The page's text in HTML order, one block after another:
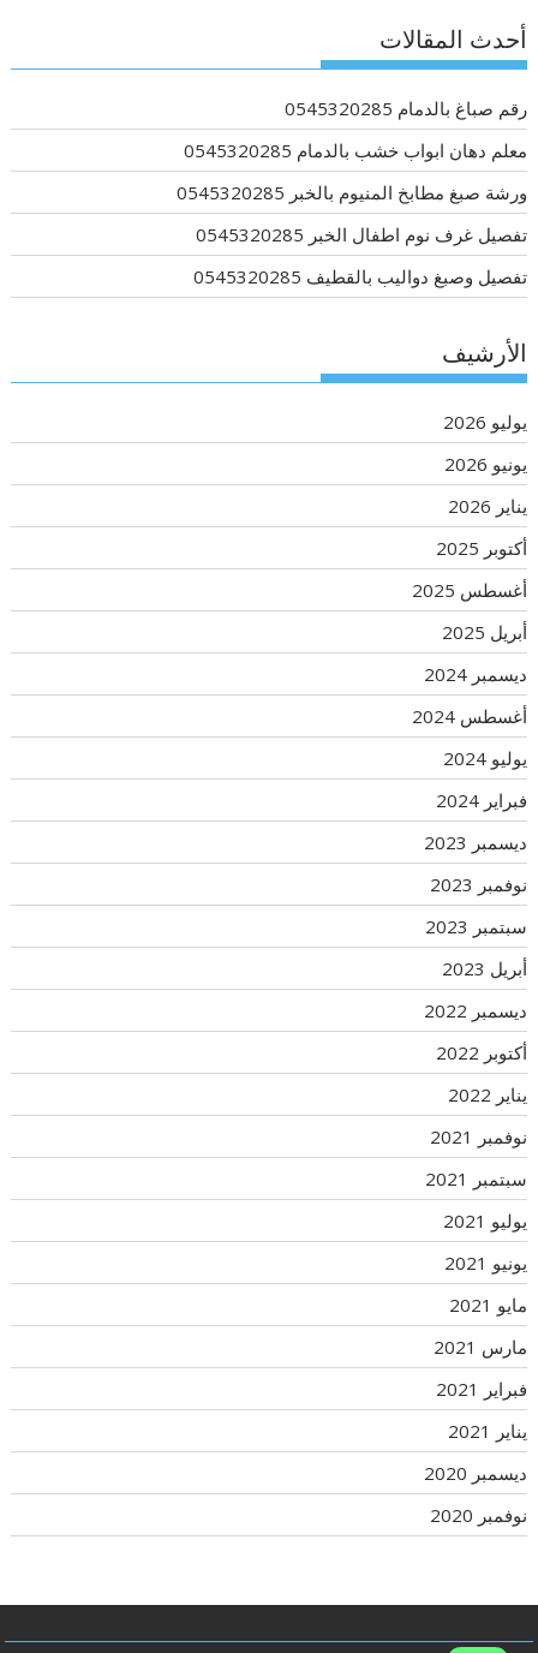
أحدث المقالات
رقم صباغ بالدمام 0545320285
معلم دهان ابواب خشب بالدمام 0545320285
ورشة صبغ مطابخ المنيوم بالخبر 0545320285
تفصيل غرف نوم اطفال الخبر 0545320285
تفصيل وصبغ دواليب بالقطيف 0545320285
الأرشيف
يوليو 2026
يونيو 2026
يناير 2026
أكتوبر 2025
أغسطس 2025
أبريل 2025
ديسمبر 2024
أغسطس 2024
يوليو 2024
فبراير 2024
ديسمبر 2023
نوفمبر 2023
سبتمبر 2023
أبريل 2023
ديسمبر 2022
أكتوبر 2022
يناير 2022
نوفمبر 2021
سبتمبر 2021
يوليو 2021
يونيو 2021
مايو 2021
مارس 2021
فبراير 2021
يناير 2021
ديسمبر 2020
نوفمبر 2020